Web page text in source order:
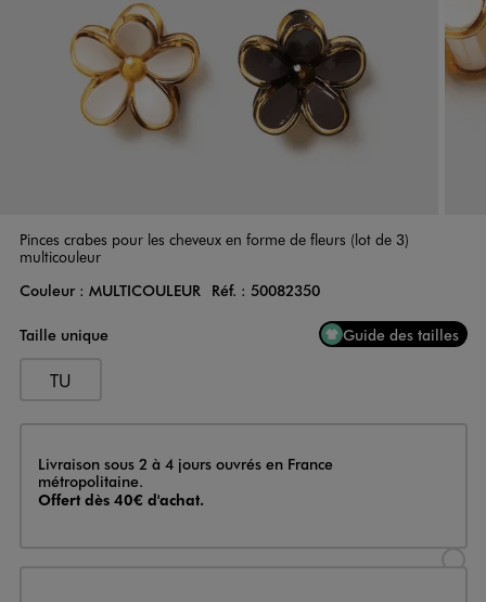
Pinces crabes pour les cheveux en forme de fleurs (lot de 3)
multicouleur
Couleur
Couleur : MULTICOULEUR Réf. : 50082350
Taille unique
Guide des tailles
TU
Livraison
Livraison sous 2 à 4 jours ouvrés en France
métropolitaine.
Offert dès 40€ d'achat.